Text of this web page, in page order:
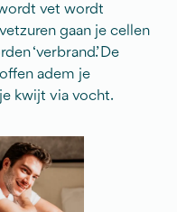
vet wordt
gaan je cellen
‘verbrand’. De
adem je
kwijt via vocht.